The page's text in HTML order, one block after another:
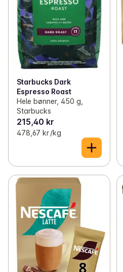
Starbucks Dark
Espresso Roast
Hele bønner, 450 g,
Starbucks
215,40 kr
478,67 kr /kg